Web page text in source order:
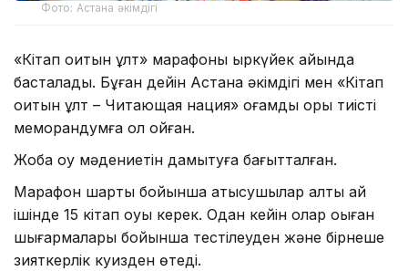
Фото: Астана әкімдігі
«Кітап оқитын ұлт» марафоны қыркүйек айында
басталады. Бұған дейін Астана әкімдігі мен «Кітап
оқитын ұлт – Читающая нация» қоғамдық қоры тиісті
меморандумға қол қойған.
Жоба оқу мәдениетін дамытуға бағытталған.
Марафон шарты бойынша қатысушылар алты ай
ішінде 15 кітап оқуы керек. Одан кейін олар оқыған
шығармалары бойынша тестілеуден және бірнеше
зияткерлік куизден өтеді.